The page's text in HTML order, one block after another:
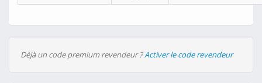
Déjà un code premium revendeur ?Activer le code revendeur